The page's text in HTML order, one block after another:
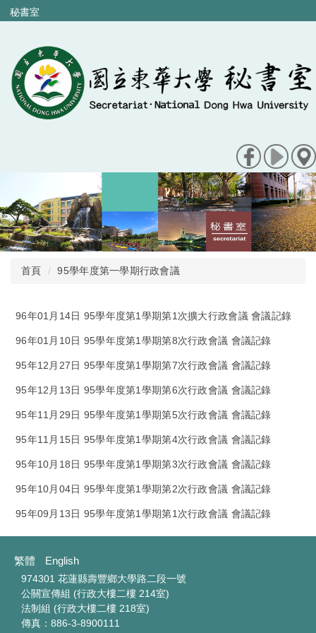
跳
到
內
容
區
秘書室
首頁 95學年度第一學期行政會議
96年01月14日 95學年度第1學期第1次擴大行政會議 會議記錄
96年01月10日 95學年度第1學期第8次行政會議 會議記錄
95年12月27日 95學年度第1學期第7次行政會議 會議記錄
95年12月13日 95學年度第1學期第6次行政會議 會議記錄
95年11月29日 95學年度第1學期第5次行政會議 會議記錄
95年11月15日 95學年度第1學期第4次行政會議 會議記錄
95年10月18日 95學年度第1學期第3次行政會議 會議記錄
95年10月04日 95學年度第1學期第2次行政會議 會議記錄
95年09月13日 95學年度第1學期第1次行政會議 會議記錄
繁體 English
974301 花蓮縣壽豐鄉大學路二段一號
公關宣傳組 (行政大樓二樓 214室)
法制組 (行政大樓二樓 218室)
傳真：886-3-8900111